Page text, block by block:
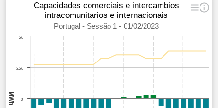
MWh
Capacidades comerciais e intercambios
intracomunitarios e internacionais
Portugal - Sessão 1 - 01/02/2023
0
2,5k
5k